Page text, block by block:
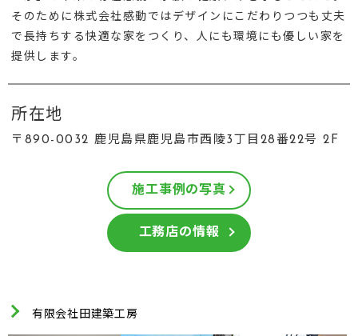
そのために株式会社感動ではデザインにこだわりつつも丈夫
で長持ちする快適な家をつくり、人にも環境にも優しい家を
提供します。
所在地
〒890-0032 鹿児島県鹿児島市西陵3丁目28番22号 2F
施工事例の写真
工務店の情報
有限会社田建築工房